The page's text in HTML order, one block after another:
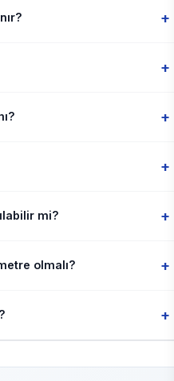
+
+
+
+
mi? +
olmalı? +
+